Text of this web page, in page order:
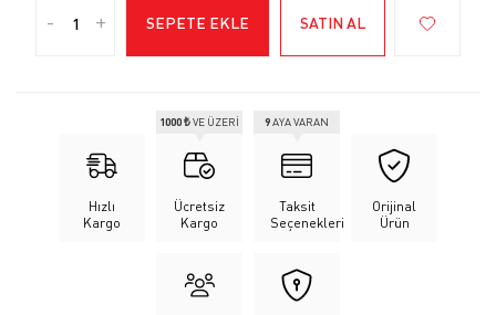
- + SEPETE EKLE SATIN AL
Hızlı
Kargo
Ücretsiz
Kargo
1000 ₺VE ÜZERİ
Taksit
Seçenekleri
9AYA VARAN
Orijinal
Ürün